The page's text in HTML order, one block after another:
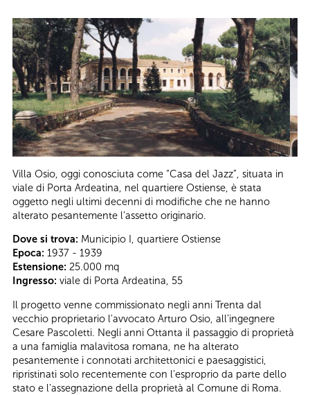
Villa Osio, oggi conosciuta come “Casa del Jazz”, situata in
viale di Porta Ardeatina, nel quartiere Ostiense, è stata
oggetto negli ultimi decenni di modifiche che ne hanno
alterato pesantemente l’assetto originario.
Dove si trova: Municipio I, quartiere Ostiense
Epoca: 1937 - 1939
Estensione: 25.000 mq
Ingresso: viale di Porta Ardeatina, 55
Il progetto venne commissionato negli anni Trenta dal
vecchio proprietario l'avvocato Arturo Osio, all’ingegnere
Cesare Pascoletti. Negli anni Ottanta il passaggio di proprietà
a una famiglia malavitosa romana, ne ha alterato
pesantemente i connotati architettonici e paesaggistici,
ripristinati solo recentemente con l’esproprio da parte dello
stato e l’assegnazione della proprietà al Comune di Roma.